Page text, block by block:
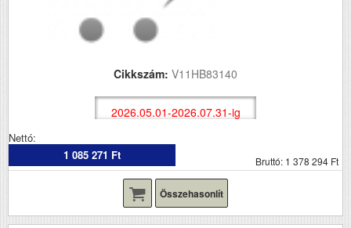
Cikkszám: V11HB83140
2026.05.01-2026.07.31-ig
Nettó:
1 085 271 Ft
Bruttó: 1 378 294 Ft
Összehasonlít